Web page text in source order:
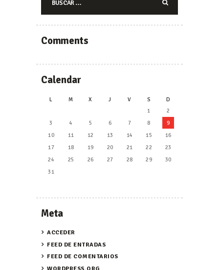
Comments
Calendar
L M X J V S
D
1
2
3
4 5 6 7 8
9
10
11 12 13 14 15
16
17
18 19 20 21 22
23
24
25 26 27 28 29
30
31
Meta
ACCEDER
FEED DE ENTRADAS
FEED DE COMENTARIOS